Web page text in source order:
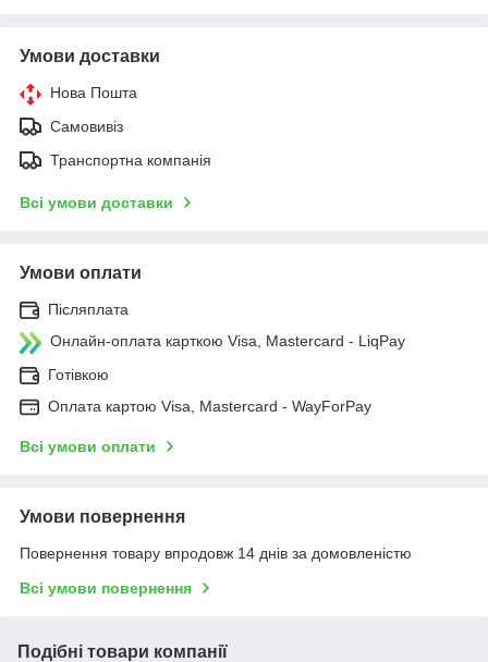
Умови доставки
Нова Пошта
Самовивіз
Транспортна компанія
Всі умови доставки
Умови оплати
Післяплата
Онлайн-оплата карткою Visa, Mastercard - LiqPay
Готівкою
Оплата картою Visa, Mastercard - WayForPay
Всі умови оплати
Умови повернення
Повернення товару впродовж 14 днів за домовленістю
Всі умови повернення
Подібні товари компанії